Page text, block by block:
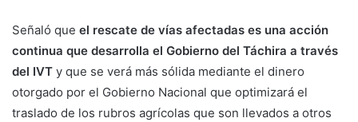
Señaló que el rescate de vías afectadas es una acción
continua que desarrolla el Gobierno del Táchira a través
del IVT y que se verá más sólida mediante el dinero
otorgado por el Gobierno Nacional que optimizará el
traslado de los rubros agrícolas que son llevados a otros